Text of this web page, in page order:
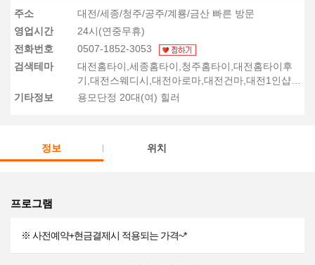
주소
대전/세종/청주/공주/계룡/금산 빠른 방문
영업시간
24시(연중무휴)
전화번호
0507-1852-3053
검색테마
대전홈타이,세종홈타이,청주홈타이,대전홈타이후
기,대전스웨디시,대전아로마,대전건마,대전1인샵,
세종스웨디시,청주스웨디시,대전출장마사지
기타정보 용모단정 20대(여) 힐러
정보 위치
프로그램
※ 사전예약+현금결제시 적용되는 가격~*